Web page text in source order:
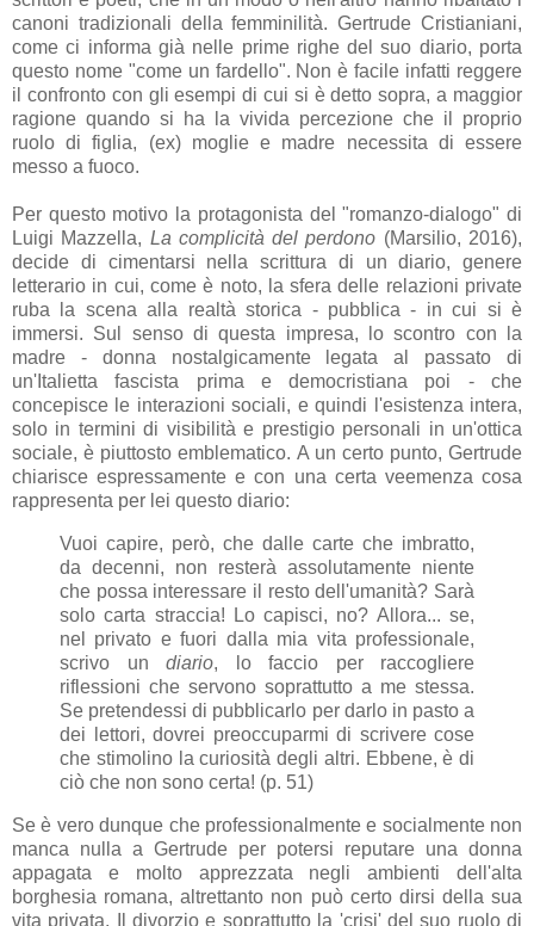
canoni tradizionali della femminilità. Gertrude Cristianiani,
come ci informa già nelle prime righe del suo diario, porta
questo nome "come un fardello". Non è facile infatti reggere
il confronto con gli esempi di cui si è detto sopra, a maggior
ragione quando si ha la vivida percezione che il proprio
ruolo di figlia, (ex) moglie e madre necessita di essere
messo a fuoco.
Per questo motivo la protagonista del "romanzo-dialogo" di
Luigi Mazzella, La complicità del perdono (Marsilio, 2016),
decide di cimentarsi nella scrittura di un diario, genere
letterario in cui, come è noto, la sfera delle relazioni private
ruba la scena alla realtà storica - pubblica - in cui si è
immersi. Sul senso di questa impresa, lo scontro con la
madre - donna nostalgicamente legata al passato di
un'Italietta fascista prima e democristiana poi - che
concepisce le interazioni sociali, e quindi l'esistenza intera,
solo in termini di visibilità e prestigio personali in un'ottica
sociale, è piuttosto emblematico. A un certo punto, Gertrude
chiarisce espressamente e con una certa veemenza cosa
rappresenta per lei questo diario:
Vuoi capire, però, che dalle carte che imbratto,
da decenni, non resterà assolutamente niente
che possa interessare il resto dell'umanità? Sarà
solo carta straccia! Lo capisci, no? Allora... se,
nel privato e fuori dalla mia vita professionale,
scrivo un diario, lo faccio per raccogliere
riflessioni che servono soprattutto a me stessa.
Se pretendessi di pubblicarlo per darlo in pasto a
dei lettori, dovrei preoccuparmi di scrivere cose
che stimolino la curiosità degli altri. Ebbene, è di
ciò che non sono certa! (p. 51)
Se è vero dunque che professionalmente e socialmente non
manca nulla a Gertrude per potersi reputare una donna
appagata e molto apprezzata negli ambienti dell'alta
borghesia romana, altrettanto non può certo dirsi della sua
vita privata. Il divorzio e soprattutto la 'crisi' del suo ruolo di